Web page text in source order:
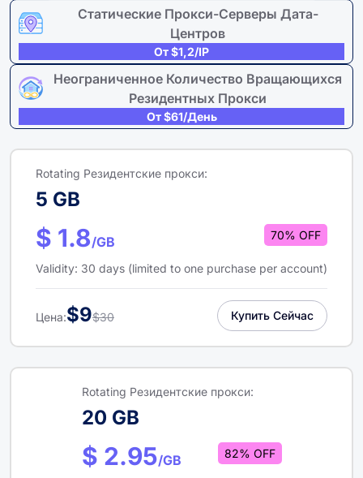
Статические Прокси-Серверы Дата-
Центров
От $1,2/IP
Неограниченное Количество Вращающихся
Резидентных Прокси
От $61/день
Rotating Резидентские прокси:
5 GB
$ 1.8/GB 70% OFF
Validity: 30 days (limited to one purchase per account)
Цена:$9$30 Купить Сейчас
Rotating Резидентские прокси:
20 GB
$ 2.95/GB 82% OFF